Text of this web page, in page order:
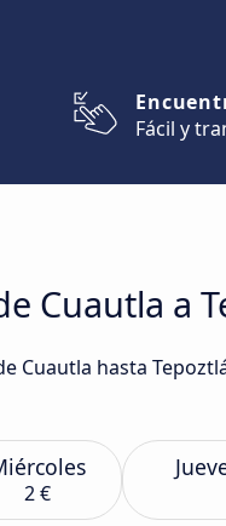
Fácil y
Cuautla a
Cuautla hasta
2 €